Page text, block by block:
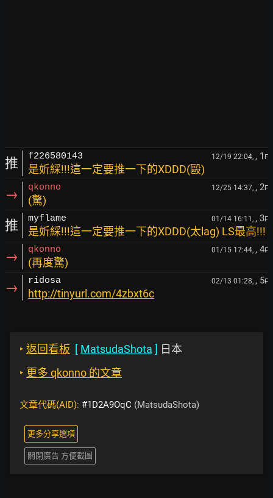
推 f226580143 12/19 22:04, , 1 F
是妡綵!!!這一定要推一下的XDDD(毆)
→ qkonno 12/25 14:37, , 2F
(驚)
推 myflame 01/14 16:11, , 3F
是妡綵!!!這一定要推一下的XDDD(太lag) LS最高!!!
→ qkonno 01/15 17:44, , 4F
(再度驚)
→ ridosa 02/13 01:28, , 5F
http://tinyurl.com/4zbxt6c
‣ 返回看板 [ MatsudaShota ] 日本
‣ 更多 qkonno 的文章
文章代碼(AID): #1D2A9OqC (MatsudaShota)
更多分享選項
關閉廣告 方便截圖